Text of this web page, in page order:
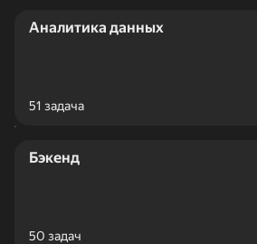
Первый сезон
Аналитика данных
51 задача
Бэкенд
50 задач